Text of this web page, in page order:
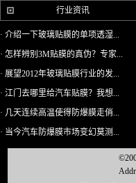
行业资讯
· 介绍一下玻璃贴膜的单项透湿...
· 怎样辨别3M贴膜的真伪？专家...
· 展望2012年玻璃贴膜行业的发...
· 江门去哪里给汽车贴膜？我想...
· 几天连续高温使得防爆膜走俏...
· 当今汽车防爆膜市场变幻莫测...